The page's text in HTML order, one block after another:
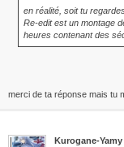
en réalité, soit tu
Re-edit est un montage
heures contenant des
merci de ta réponse mais tu
Kurogane-Yamy